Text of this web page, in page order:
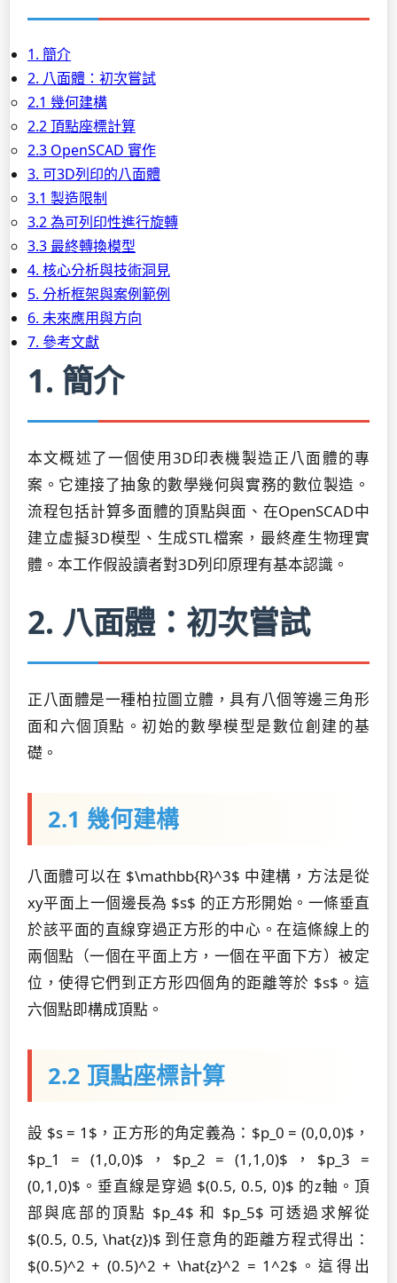
1. 簡介
2. 八面體：初次嘗試
2.1 幾何建構
2.2 頂點座標計算
2.3 OpenSCAD 實作
3. 可3D列印的八面體
3.1 製造限制
3.2 為可列印性進行旋轉
3.3 最終轉換模型
4. 核心分析與技術洞見
5. 分析框架與案例範例
6. 未來應用與方向
7. 參考文獻
1. 簡介
本文概述了一個使用3D印表機製造正八面體的專
案。它連接了抽象的數學幾何與實務的數位製造。
流程包括計算多面體的頂點與面、在OpenSCAD中
建立虛擬3D模型、生成STL檔案，最終產生物理實
體。本工作假設讀者對3D列印原理有基本認識。
2. 八面體：初次嘗試
正八面體是一種柏拉圖立體，具有八個等邊三角形
面和六個頂點。初始的數學模型是數位創建的基
礎。
2.1 幾何建構
八面體可以在 $\mathbb{R}^3$ 中建構，方法是從
xy平面上一個邊長為 $s$ 的正方形開始。一條垂直
於該平面的直線穿過正方形的中心。在這條線上的
兩個點（一個在平面上方，一個在平面下方）被定
位，使得它們到正方形四個角的距離等於 $s$。這
六個點即構成頂點。
2.2 頂點座標計算
設 $s = 1$，正方形的角定義為：$p_0 = (0,0,0)$，
$p_1 = (1,0,0)$，$p_2 = (1,1,0)$，$p_3 =
(0,1,0)$。垂直線是穿過 $(0.5, 0.5, 0)$ 的z軸。頂
部與底部的頂點 $p_4$ 和 $p_5$ 可透過求解從
$(0.5, 0.5, \hat{z})$ 到任意角的距離方程式得出：
$(0.5)^2 + (0.5)^2 + \hat{z}^2 = 1^2$。這得出